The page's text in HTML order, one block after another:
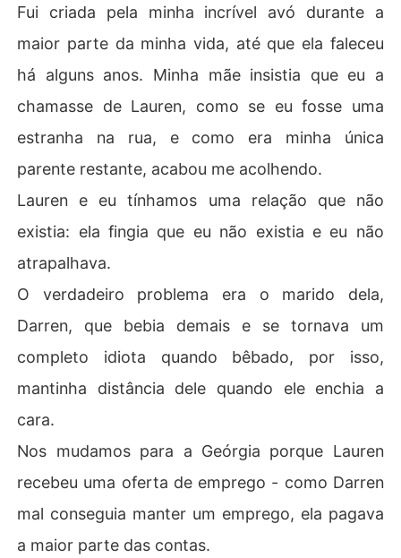
Fui criada pela minha incrível avó durante a
maior parte da minha vida, até que ela faleceu
há alguns anos. Minha mãe insistia que eu a
chamasse de Lauren, como se eu fosse uma
estranha na rua, e como era minha única
parente restante, acabou me acolhendo.
Lauren e eu tínhamos uma relação que não
existia: ela fingia que eu não existia e eu não
atrapalhava.
O verdadeiro problema era o marido dela,
Darren, que bebia demais e se tornava um
completo idiota quando bêbado, por isso,
mantinha distância dele quando ele enchia a
cara.
Nos mudamos para a Geórgia porque Lauren
recebeu uma oferta de emprego - como Darren
mal conseguia manter um emprego, ela pagava
a maior parte das contas.